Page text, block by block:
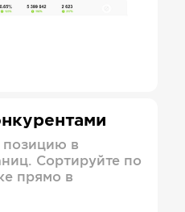
позицию в
Сортируйте по
прямо в